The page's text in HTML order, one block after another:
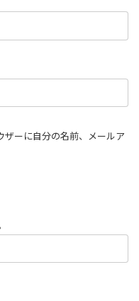
ザーに自分の名前、メールア